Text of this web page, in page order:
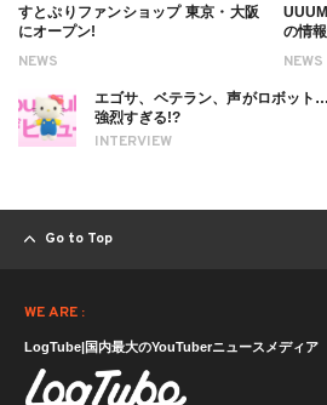
NEWS
すとぷりファンショップ 東京・大阪
にオープン!
NEWS
の情
INTERVIEW
エゴサ、ベテラン、声がロボッ
強烈すぎる!?
Go to Top
WE ARE :
LogTube|国内最大のYouTuberニュースメディア